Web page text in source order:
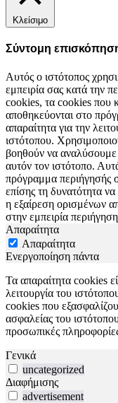
Κλείσιμο
Σύντομη
Αυτός ο ιστότοπος
εμπειρία σας κατά την
cookies, τα cookies που
αποθηκεύονται στο
απαραίτητα για την
ιστότοπου.
βοηθούν να αναλύσουμε
αυτόν τον ιστότοπο.
πρόγραμμα περιήγησής
επίσης τη δυνατότητα
η εξαίρεση ορισμένων
στην εμπειρία
Απαραίτητα
Απαραίτητα
Ενεργοποίηση πάντα
Τα απαραίτητα cookies
λειτουργία του
cookies που
ασφαλείας του
προσωπικές
Γενικά
uncategorized
Διαφήμισης
advertisement